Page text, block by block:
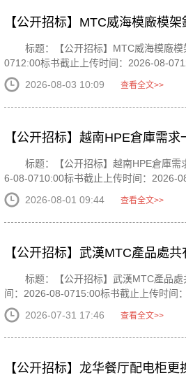
【公开招标】MTC威海模廠模
标题：【公开招标】MTC威海模廠
0712:00标书截止上传时间：2026-08-
2026-08-03 10:09
查看全文>>
【公开招标】越南HPE倉庫需
标题：【公开招标】越南HPE倉庫
6-08-0710:00标书截止上传时间：2026-
2026-08-01 09:44
查看全文>>
【公开招标】武漢MTC產品處
标题：【公开招标】武漢MTC產品
间：2026-08-0715:00标书截止上传时间
2026-07-31 17:46
查看全文>>
【公开招标】龙华餐厅配电柜更